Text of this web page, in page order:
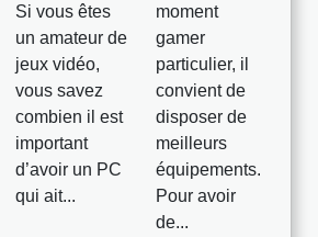
Si vous êtes
un amateur de
jeux vidéo,
vous savez
combien il est
important
d’avoir un PC
qui ait...
moment
gamer
particulier, il
convient de
disposer de
meilleurs
équipements.
Pour avoir
de...